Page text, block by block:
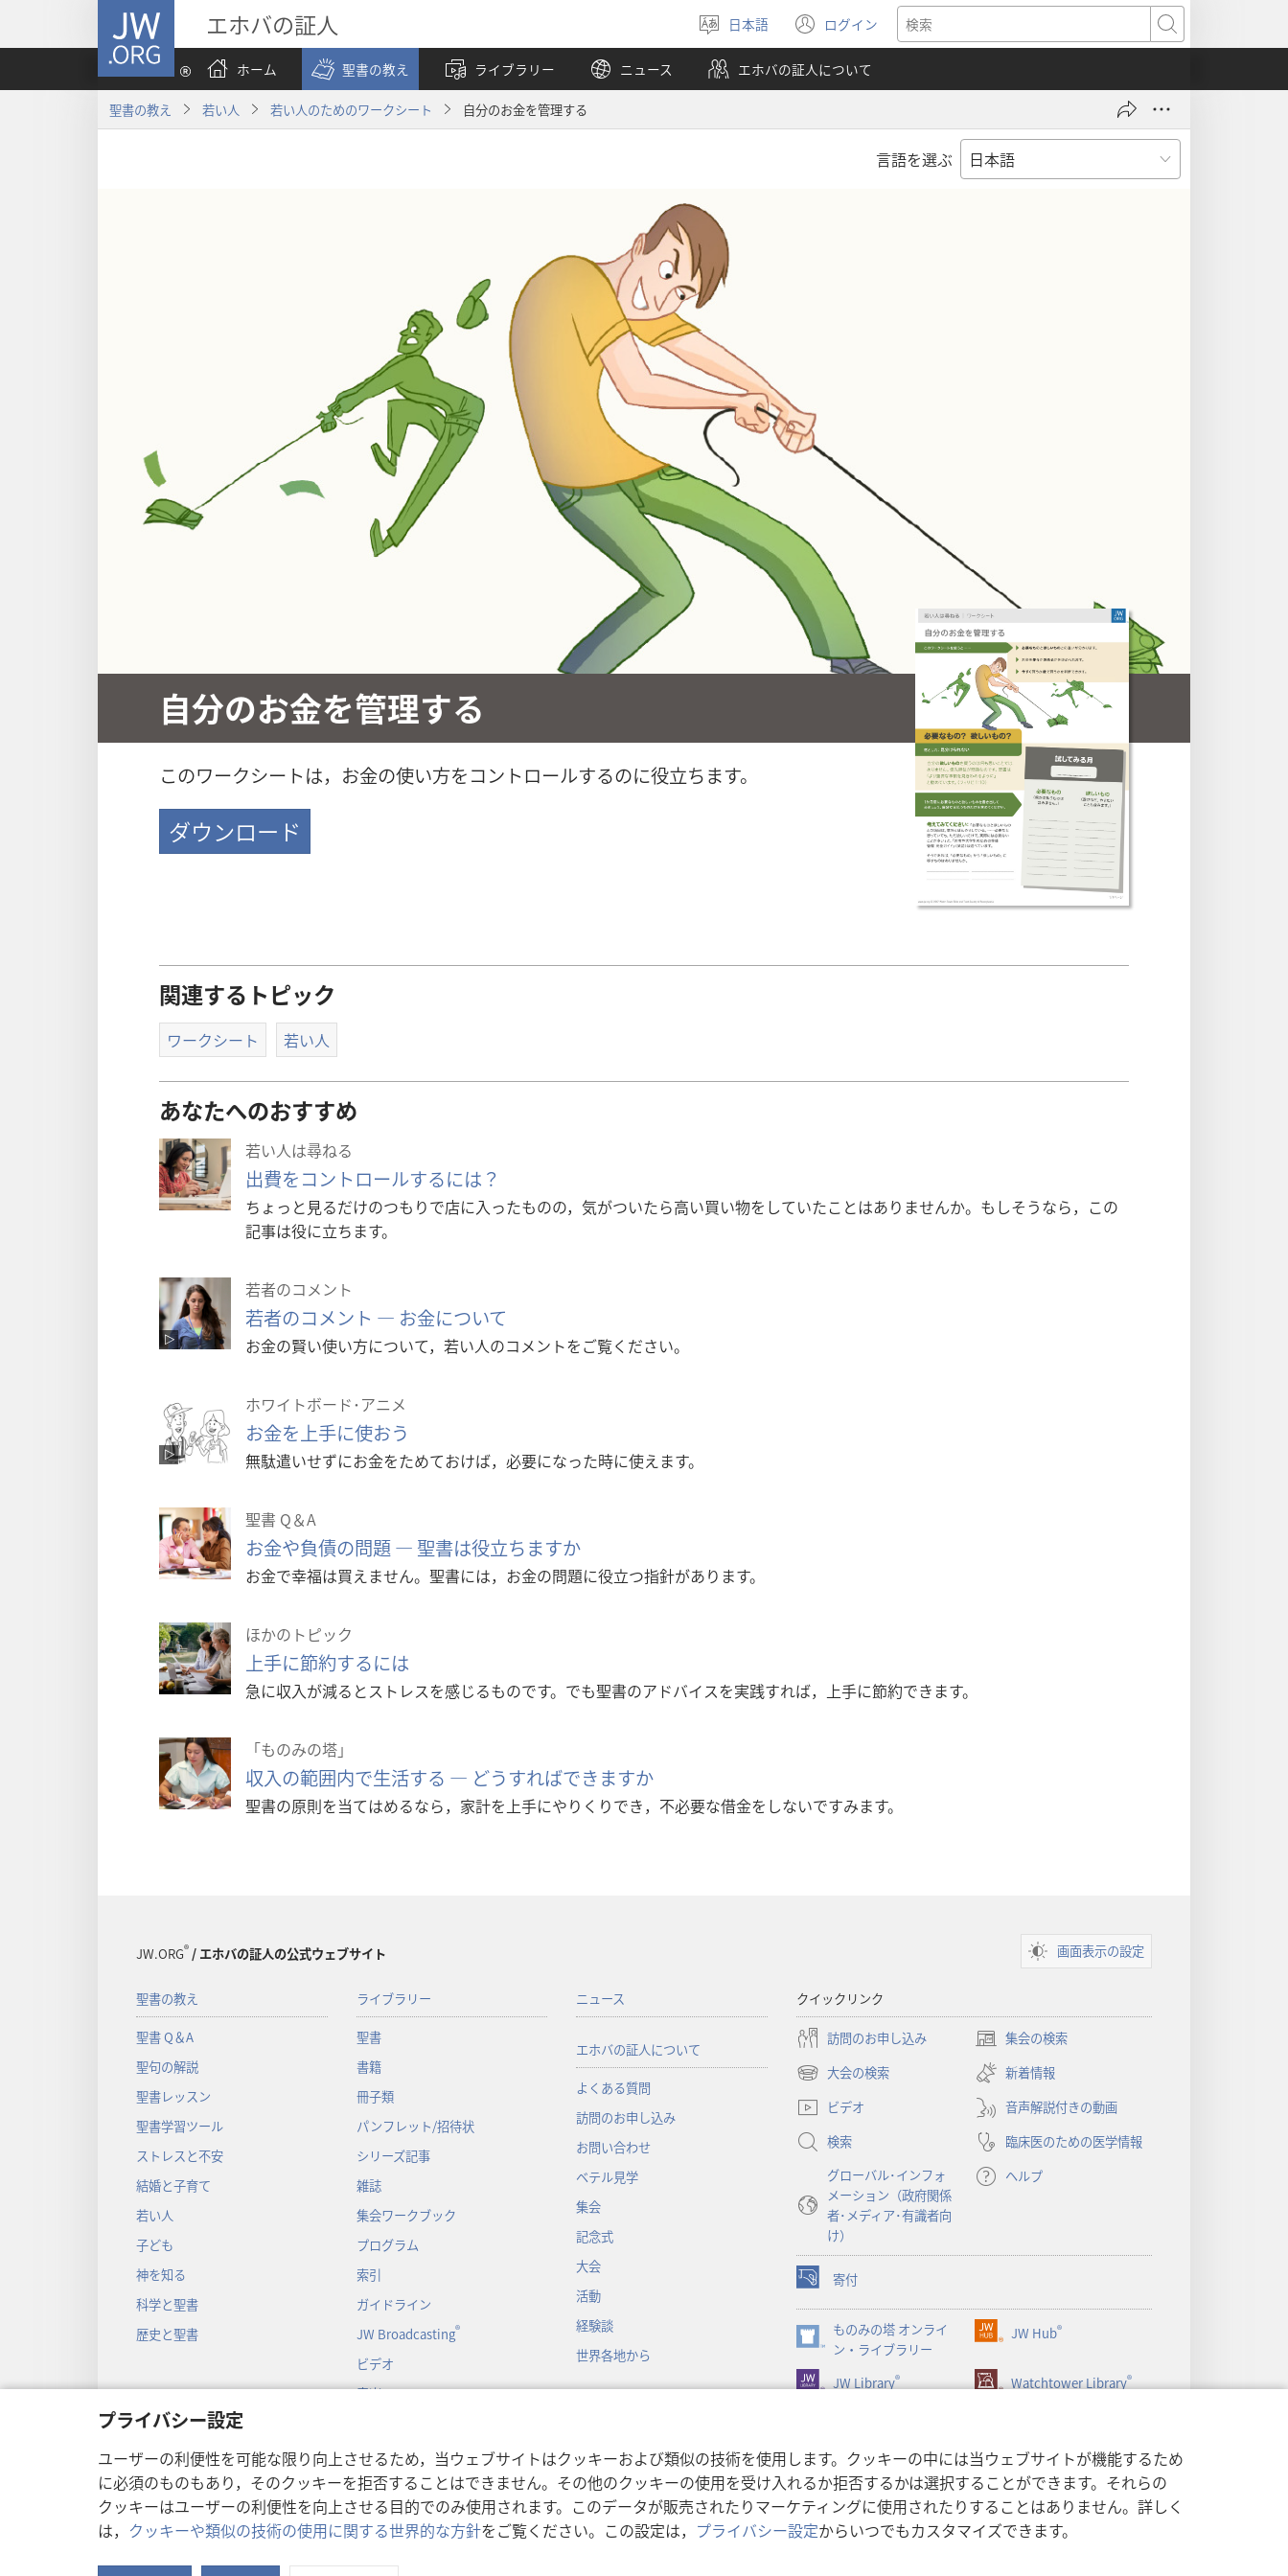
プライバシー設定
ユーザーの利便性を可能な限り向上させるため，当ウェブサイトはクッキーおよび類似の技術を使用します。クッキーの中には当ウェブサイトが機能するため
に必須のものもあり，そのクッキーを拒否することはできません。その他のクッキーの使用を受け入れるか拒否するかは選択することができます。それらの
クッキーはユーザーの利便性を向上させる目的でのみ使用されます。このデータが販売されたりマーケティングに使用されたりすることはありません。詳しく
は， クッキーや類似の技術の使用に関する世界的な方針をご覧ください。この設定は， プライバシー設定からいつでもカスタマイズできます。
JW.ORG エホバの証人
言
語
を
選
日本語 ログイン
（新
し
い
タ
で
検
索
ホーム
聖書の教え ライブラリー ニュース エホバの証人について
聖書の教え 若い人 若い人のためのワークシート 自分のお金を管理する
言語を選ぶ
自分のお金を管理する
このワークシートは，お金の使い方をコントロールするのに役立ちます。
ダウンロード
関連するトピック
ワークシート 若い人
あなたへのおすすめ
若い人は尋ねる
出費をコントロールするには？
ちょっと見るだけのつもりで店に入ったものの，気がついたら高い買い物をしていたことはありませんか。もしそうなら，この
記事は役に立ちます。
若者のコメント
若者のコメント ― お金について
お金の賢い使い方について，若い人のコメントをご覧ください。
ホワイトボード･アニメ
お金を上手に使おう
無駄遣いせずにお金をためておけば，必要になった時に使えます。
聖書 Q＆A
お金や負債の問題 ― 聖書は役立ちますか
お金で幸福は買えません。聖書には，お金の問題に役立つ指針があります。
ほかのトピック
上手に節約するには
急に収入が減るとストレスを感じるものです。でも聖書のアドバイスを実践すれば，上手に節約できます。
「ものみの塔」
収入の範囲内で生活する ― どうすればできますか
聖書の原則を当てはめるなら，家計を上手にやりくりでき，不必要な借金をしないですみます。
JW.ORG®/ エホバの証人の公式ウェブサイト 画面表示の設定
聖書の教え
聖書 Q＆A
聖句の解説
聖書レッスン
聖書学習ツール
ストレスと不安
結婚と子育て
若い人
子ども
神を知る
科学と聖書
歴史と聖書
ライブラリー
聖書
書籍
冊子類
パンフレット/招待状
シリーズ記事
雑誌
集会ワークブック
プログラム
索引
ガイドライン
JW Broadcasting®
ビデオ
音楽
劇形式の聖書朗読
ニュース
エホバの証人について
よくある質問
訪問のお申し込み
お問い合わせ
ベテル見学
集会
記念式
大会
活動
経験談
世界各地から
クイックリンク
訪問のお申し込み 集会の検索
（新
し
い
タ
ブ
で
開
く）
大会の検索
（新
し
タ
開
新着情報
ビデオ
音声解説付きの動画
検索
臨床医のための医学情報
グローバル･インフォ
メーション（政府関係
者･メディア･有識者向
け）
ヘルプ
寄付
（新
し
い
タ
ブ
で
ものみの塔 オンライ
ン・ライブラリー
（新
し
い
で
開
く）
JW Hub®
（新
い
開
く）
JW Library® Watchtower Library®
Copyright© 2026 Watch Tower Bible and Tract Society of Pennsylvania. 利用規約 | プライバシーに関する方針 | プライバシー設定